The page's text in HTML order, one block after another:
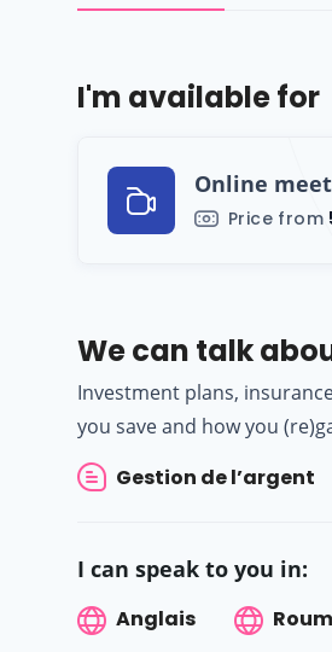
I'm available for
Online
Price from
We can talk
Investment plans,
you save and how you
Gestion de l’argent
I can speak to you in:
Anglais